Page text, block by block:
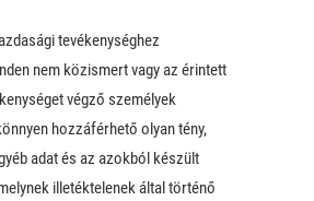
tevékenységhez
nem közismert vagy az érintett
végző személyek
hozzáférhető olyan tény,
adat és az azokból készült
illetéktelenek által történő